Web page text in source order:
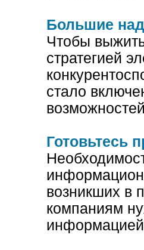
Большие
Чтобы
стратегией
стало
Готовьтесь
возникших в
компаниям